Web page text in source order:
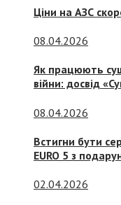
Ціни на АЗС
08.04.2026
Як працюють
війни: досвід
08.04.2026
Встигни бути
EURO 5 з
02.04.2026